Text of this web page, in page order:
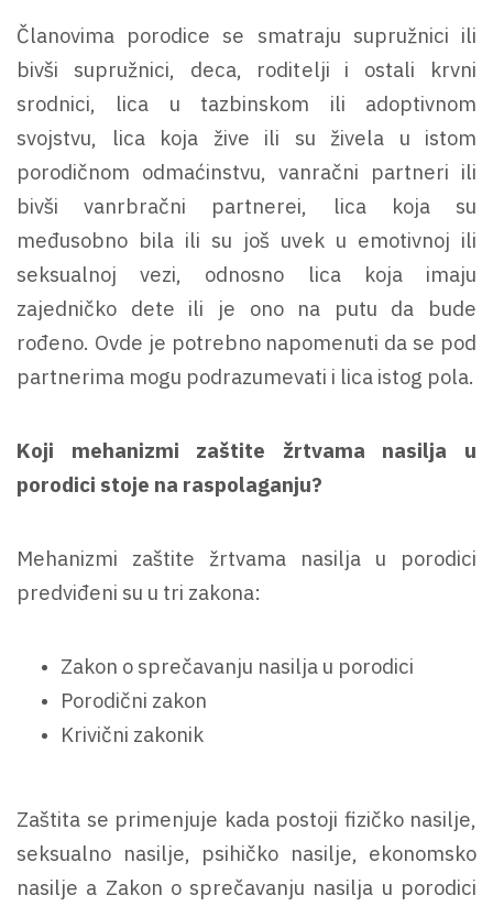
Članovima porodice se smatraju supružnici ili
bivši supružnici, deca, roditelji i ostali krvni
srodnici, lica u tazbinskom ili adoptivnom
svojstvu, lica koja žive ili su živela u istom
porodičnom odmaćinstvu, vanračni partneri ili
bivši vanrbračni partnerei, lica koja su
međusobno bila ili su još uvek u emotivnoj ili
seksualnoj vezi, odnosno lica koja imaju
zajedničko dete ili je ono na putu da bude
rođeno. Ovde je potrebno napomenuti da se pod
partnerima mogu podrazumevati i lica istog pola.
Koji mehanizmi zaštite žrtvama nasilja u
porodici stoje na raspolaganju?
Mehanizmi zaštite žrtvama nasilja u porodici
predviđeni su u tri zakona:
Zakon o sprečavanju nasilja u porodici
Porodični zakon
Krivični zakonik
Zaštita se primenjuje kada postoji fizičko nasilje,
seksualno nasilje, psihičko nasilje, ekonomsko
nasilje a Zakon o sprečavanju nasilja u porodici